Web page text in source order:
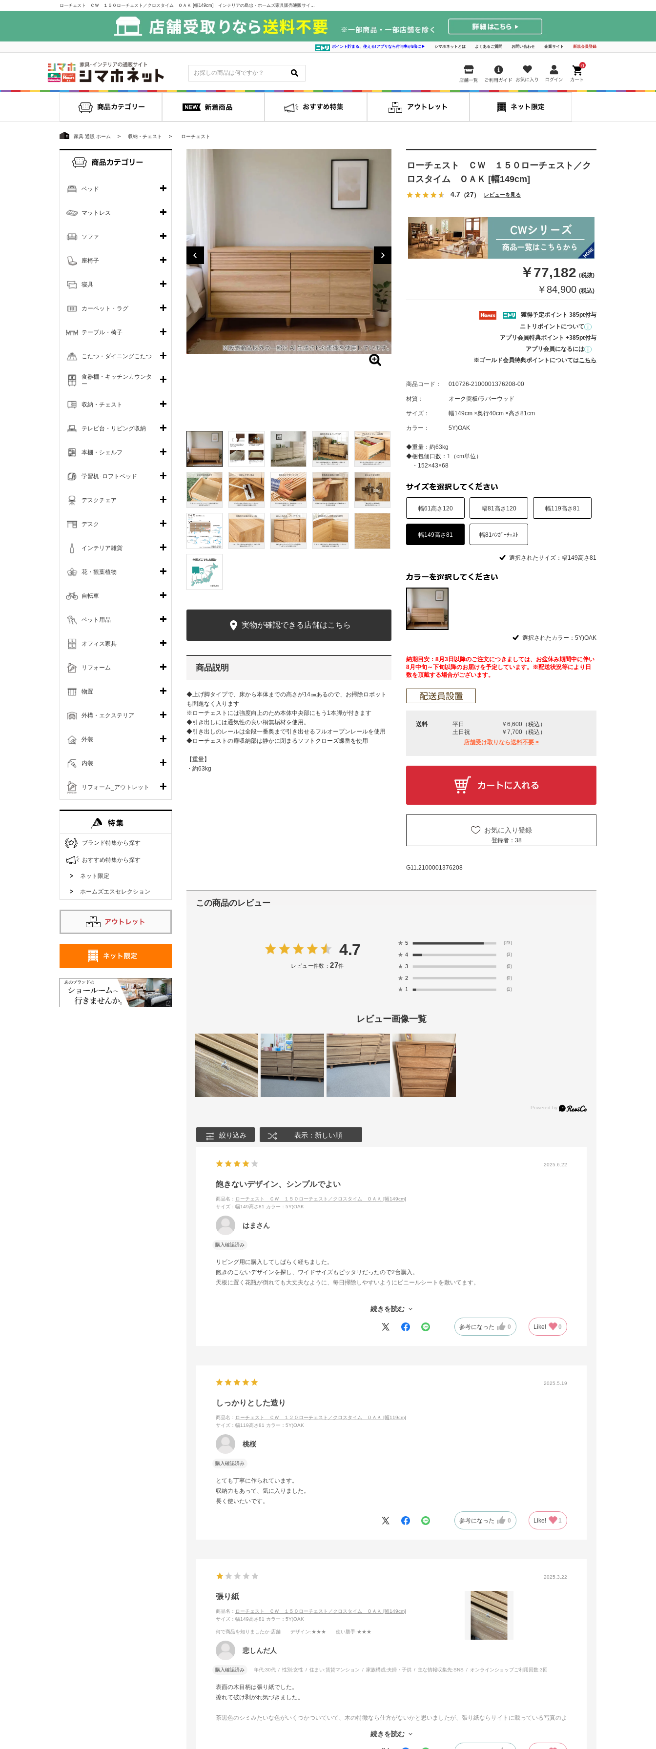
ローチェスト ＣＷ １５０ローチェスト／クロスタイム ＯＡＫ [幅149cm]｜インテリアの島忠・ホームズ家具販売通販サイト シマホネット
ポイント貯まる、使える!アプリなら付与率が2倍に▶ シマホネットとは よくあるご質問 お問い合わせ 企業サイト 新規会員登録
0
家具 通販 ホーム 収納・チェスト ローチェスト
実物が確認できる店舗はこちら
商品説明
◆上げ脚タイプで、床から本体までの高さが14㎝あるので、お掃除ロボット
も問題なく入ります
※ローチェストには強度向上のため本体中央部にもう1本脚が付きます
◆引き出しには通気性の良い桐無垢材を使用。
◆引き出しのレールは全段一番奥まで引き出せるフルオープンレールを使用
◆ローチェストの扉収納部は静かに閉まるソフトクローズ蝶番を使用
【重量】
・約63kg
ローチェスト ＣＷ １５０ローチェスト／ク
ロスタイム ＯＡＫ [幅149cm]
4.7（27） レビューを見る
￥77,182 (税抜)
￥84,900 (税込)
獲得予定ポイント 385pt付与
ニトリポイントについて
アプリ会員特典ポイント +385pt付与
アプリ会員になるには
※ゴールド会員特典ポイントについてはこちら
商品コード： 010726-2100001376208-00
材質： オーク突板/ラバーウッド
サイズ： 幅149cm ×奥行40cm ×高さ81cm
カラー： 5Y)OAK
◆重量：約63kg
◆梱包個口数：1（cm単位）
・152×43×68
幅61高さ120 幅81高さ120 幅119高さ81
幅149高さ81 幅81ﾊﾝｶﾞｰﾁｪｽﾄ
選択されたサイズ：幅149高さ81
選択されたカラー：5Y)OAK
納期目安：8月3日以降のご注文につきましては、お盆休み期間中に伴い
8月中旬～下旬以降のお届けを予定しています。※配送状況等により日
数を頂戴する場合がございます。
送料 平日
￥6,600（税込）
土日祝
￥7,700（税込）
店舗受け取りなら送料不要 >
お気に入り登録
登録者： 38
G11.2100001376208
この商品のレビュー
4.7
レビュー件数：27件
★ 5 (23)
★ 4 (3)
★ 3 (0)
★ 2 (0)
★ 1 (1)
レビュー画像一覧
絞り込み 表示：新しい順
2025.6.22
飽きないデザイン、シンプルでよい
商品名： ローチェスト ＣＷ １５０ローチェスト／クロスタイム ＯＡＫ [幅149cm]
サイズ：幅149高さ81 カラー：5Y)OAK
はまさん
購入確認済み
リビング用に購入してしばらく経ちました。
飽きのこないデザインを探し、ワイドサイズもピッタリだったので2台購入。
天板に置く花瓶が倒れても大丈夫なように、毎日掃除しやすいようにビニールシートを敷いてます。
くぼみは扉下の一部分ではなく広範囲で窪んでいてほしい（開けにくい。中心部にくぼみあると開けやすい）。扉上部にもくぼみが欲
続きを読む
参考になった 0 Like! 0
2025.5.19
しっかりとした造り
商品名： ローチェスト ＣＷ １２０ローチェスト／クロスタイム ＯＡＫ [幅119cm]
サイズ：幅119高さ81 カラー：5Y)OAK
桃桜
購入確認済み
とても丁寧に作られています。
収納力もあって、気に入りました。
長く使いたいです。
参考になった 0 Like! 1
2025.3.22
張り紙
商品名： ローチェスト ＣＷ １５０ローチェスト／クロスタイム ＯＡＫ [幅149cm]
サイズ：幅149高さ81 カラー：5Y)OAK
何で商品を知りましたか:店舗 デザイン:★★★ 使い勝手:★★★
悲しんだ人
購入確認済み 年代:30代 性別:女性 住まい:賃貸マンション 家族構成:夫婦・子供 主な情報収集先:SNS オンラインショップご利用回数:3回
表面の木目柄は張り紙でした。
擦れて破け剥がれ気づきました。
茶黒色のシミみたいな色がいくつかついていて、木の特徴なら仕方がないかと思いましたが、張り紙ならサイトに載っている写真のよ
続きを読む
ベッド
マットレス
ソファ
寝具
座椅子
カーペット・ラグ
テーブル・椅子
こたつ・ダイニングこたつ
食器棚・キッチンカウンタ
ー
収納・チェスト
テレビ台・リビング収納
本棚・シェルフ
学習机･ロフトベッド
デスクチェア
デスク
インテリア雑貨
花・観葉植物
自転車
ペット用品
オフィス家具
リフォーム
リフォーム_アウトレット
物置
外構・エクステリア
外装
内装
ブランド特集から探す
おすすめ特集から探す
ネット限定
ホームズエスセレクション